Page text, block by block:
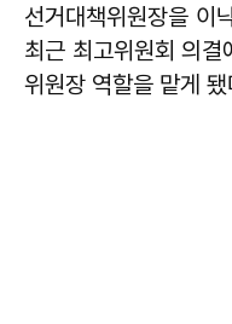
선거대책위원장을 이
최근 최고위원회 의결
위원장 역할을 맡게 됐